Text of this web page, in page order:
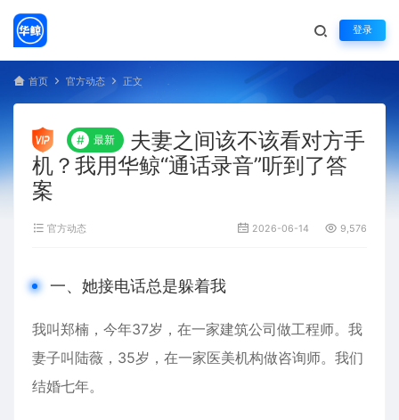
登录
首页 官方动态 正文
# 最新
夫妻之间该不该看对方手
机？我用华鲸“通话录音”听到了答
案
官方动态 2026-06-14 9,576
一、她接电话总是躲着我
我叫郑楠，今年37岁，在一家建筑公司做工程师。我
妻子叫陆薇，35岁，在一家医美机构做咨询师。我们
结婚七年。